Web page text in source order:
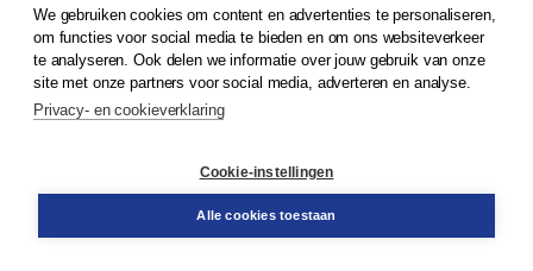
© 2026Koninklijke Boom uitgevers
Klantenservice
Service & informatie
Contact
We gebruiken cookies om content en advertenties te personaliseren,
om functies voor social media te bieden en om ons websiteverkeer
te analyseren. Ook delen we informatie over jouw gebruik van onze
site met onze partners voor social media, adverteren en analyse.
Privacy- en cookieverklaring
Cookie-instellingen
Alle cookies toestaan